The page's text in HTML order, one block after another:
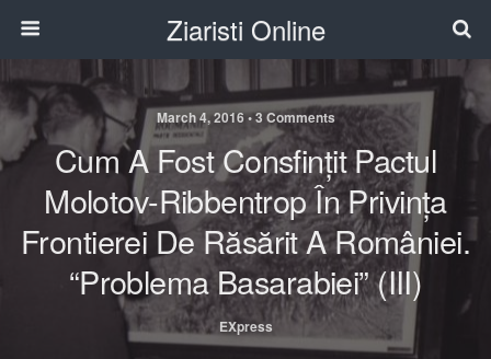
Ziaristi Online
March 4, 2016 • 3 Comments
Cum A Fost Consfințit Pactul
Molotov-Ribbentrop În Privința
Frontierei De Răsărit A României.
“Problema Basarabiei” (III)
EXpress